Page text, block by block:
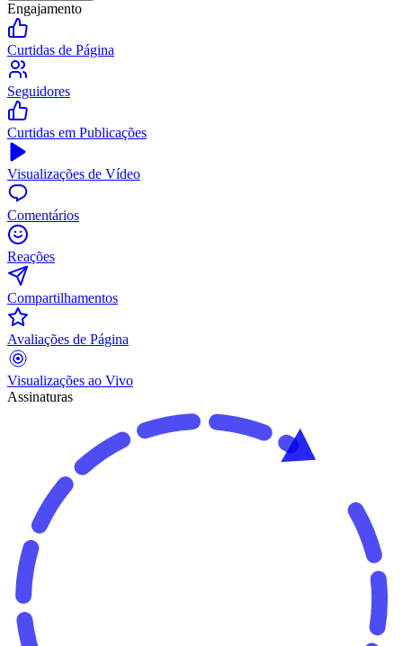
Engajamento
Curtidas de Página
Seguidores
Curtidas em Publicações
Visualizações de Vídeo
Comentários
Reações
Compartilhamentos
Avaliações de Página
Visualizações ao Vivo
Assinaturas